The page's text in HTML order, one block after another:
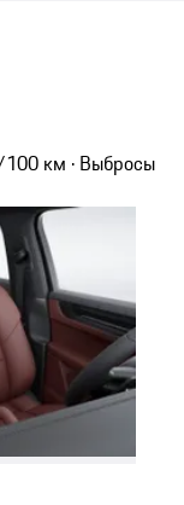
км · Выбросы